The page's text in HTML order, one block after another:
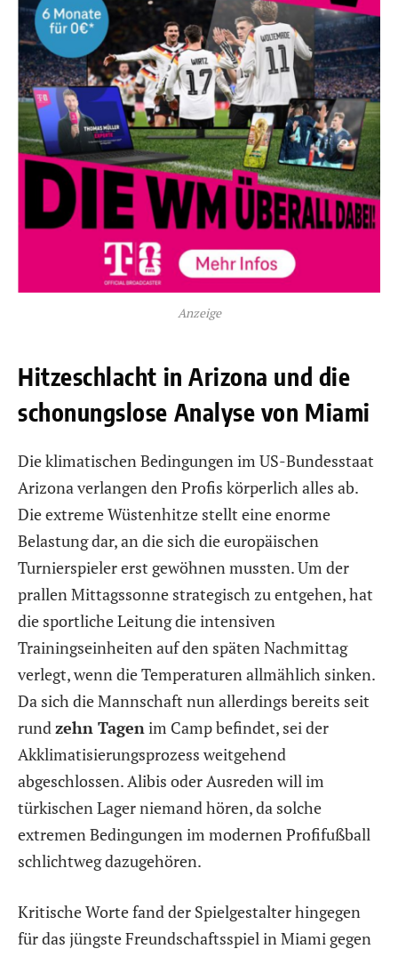
Anzeige
Hitzeschlacht in Arizona und die
schonungslose Analyse von Miami
Die klimatischen Bedingungen im US-Bundesstaat
Arizona verlangen den Profis körperlich alles ab.
Die extreme Wüstenhitze stellt eine enorme
Belastung dar, an die sich die europäischen
Turnierspieler erst gewöhnen mussten. Um der
prallen Mittagssonne strategisch zu entgehen, hat
die sportliche Leitung die intensiven
Trainingseinheiten auf den späten Nachmittag
verlegt, wenn die Temperaturen allmählich sinken.
Da sich die Mannschaft nun allerdings bereits seit
rund zehn Tagen im Camp befindet, sei der
Akklimatisierungsprozess weitgehend
abgeschlossen. Alibis oder Ausreden will im
türkischen Lager niemand hören, da solche
extremen Bedingungen im modernen Profifußball
schlichtweg dazugehören.
Kritische Worte fand der Spielgestalter hingegen
für das jüngste Freundschaftsspiel in Miami gegen